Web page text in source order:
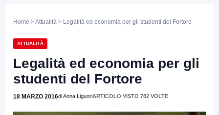
Home >Attualità > Legalità ed economia per gli studenti del Fortore
ATTUALITÀ
Legalità ed economia per gli
studenti del Fortore
18 MARZO 2016di Anna LiguoriARTICOLO VISTO 782 VOLTE